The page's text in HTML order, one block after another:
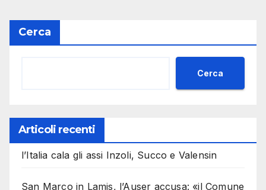
Cerca
Cerca
Articoli recenti
l’Italia cala gli assi Inzoli, Succo e Valensin
San Marco in Lamis, l’Auser accusa: «il Comune